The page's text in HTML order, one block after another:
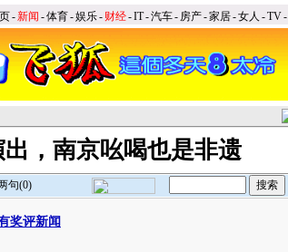
-新闻 -体育-娱乐- 财经-IT-汽车- 房产-家居-女人 -TV-
，南京吆喝也是非遗
句(0)
奖评新闻